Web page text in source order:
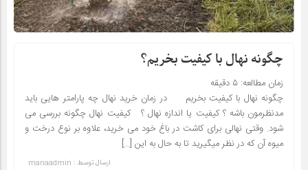
چگونه نهال با کیفیت بخریم؟
زمان مطالعه: ۵ دقیقه
چگونه نهال با کیفیت بخریم در زمان خرید نهال چه پارامتر هایی باید
مدنظرمون باشه ؟ کیفیت یا اندازه نهال ؟ کیفیت نهال چگونه بررسی می
شود. وقتی نهالی برای کاشت در باغ خود می خرید، علاوه بر نوع درخت و
میوه آن که در نظر میگیرید تا به حال به این […]
ارسال توسط : manaadmin